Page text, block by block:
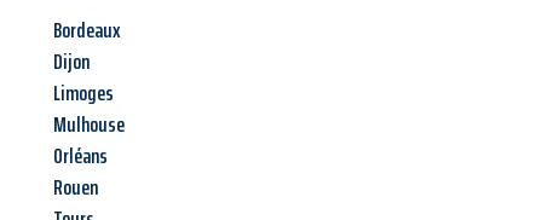
Bordeaux
Dijon
Limoges
Mulhouse
Orléans
Rouen